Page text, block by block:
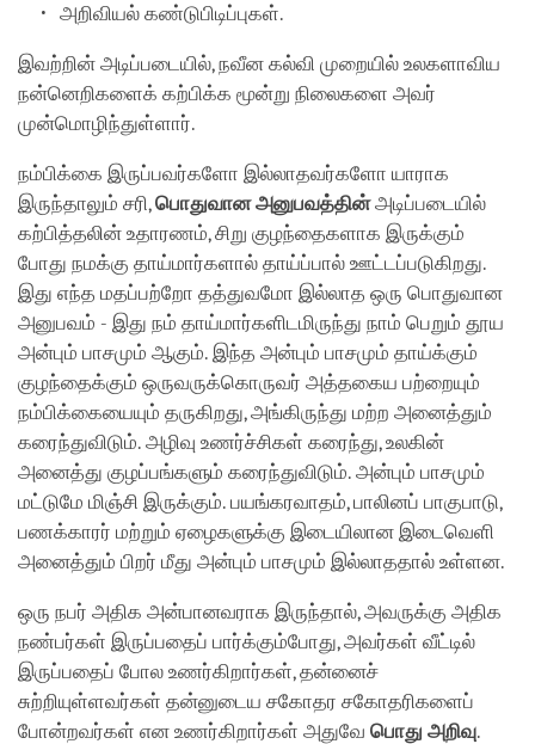
அறிவியல் கண்டுபிடிப்புகள்.
இவற்றின் அடிப்படையில், நவீன கல்வி முறையில் உலகளாவிய
நன்னெறிகளைக் கற்பிக்க மூன்று நிலைகளை அவர்
முன்மொழிந்துள்ளார்.
நம்பிக்கை இருப்பவர்களோ இல்லாதவர்களோ யாராக
இருந்தாலும் சரி,பொதுவான அனுபவத்தின்அடிப்படையில்
கற்பித்தலின் உதாரணம், சிறு குழந்தைகளாக இருக்கும்
போது நமக்கு தாய்மார்களால் தாய்ப்பால் ஊட்டப்படுகிறது.
இது எந்த மதப்பற்றோ தத்துவமோ இல்லாத ஒரு பொதுவான
அனுபவம் - இது நம் தாய்மார்களிடமிருந்து நாம் பெறும் தூய
அன்பும் பாசமும் ஆகும். இந்த அன்பும் பாசமும் தாய்க்கும்
குழந்தைக்கும் ஒருவருக்கொருவர் அத்தகைய பற்றையும்
நம்பிக்கையையும் தருகிறது, அங்கிருந்து மற்ற அனைத்தும்
கரைந்துவிடும். அழிவு உணர்ச்சிகள் கரைந்து, உலகின்
அனைத்து குழப்பங்களும் கரைந்துவிடும். அன்பும் பாசமும்
மட்டுமே மிஞ்சி இருக்கும். பயங்கரவாதம், பாலினப் பாகுபாடு,
பணக்காரர் மற்றும் ஏழைகளுக்கு இடையிலான இடைவெளி
அனைத்தும் பிறர் மீது அன்பும் பாசமும் இல்லாததால் உள்ளன.
ஒரு நபர் அதிக அன்பானவராக இருந்தால், அவருக்கு அதிக
நண்பர்கள் இருப்பதைப் பார்க்கும்போது, அவர்கள் வீட்டில்
இருப்பதைப் போல உணர்கிறார்கள், தன்னைச்
சுற்றியுள்ளவர்கள் தன்னுடைய சகோதர சகோதரிகளைப்
போன்றவர்கள் என உணர்கிறார்கள் அதுவே பொது அறிவு.